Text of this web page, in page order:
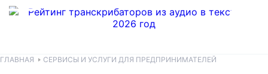
ГЛАВНАЯ СЕРВИСЫ И УСЛУГИ ДЛЯ ПРЕДПРИНИМАТЕЛЕЙ